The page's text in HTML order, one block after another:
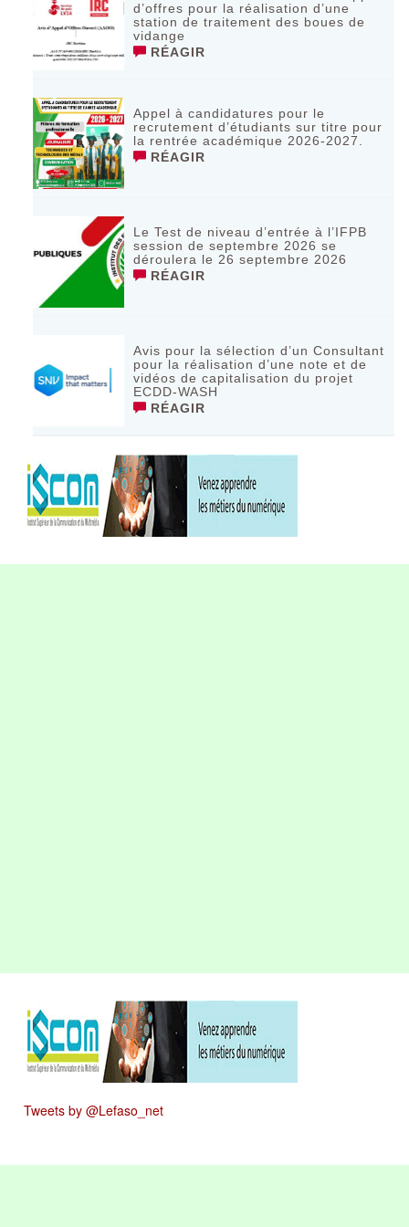
d’offres pour la réalisation d’une
station de traitement des boues de
vidange
RÉAGIR
Appel à candidatures pour le
recrutement d’étudiants sur titre pour
la rentrée académique 2026-2027.
RÉAGIR
Le Test de niveau d’entrée à l’IFPB
session de septembre 2026 se
déroulera le 26 septembre 2026
RÉAGIR
Avis pour la sélection d’un Consultant
pour la réalisation d’une note et de
vidéos de capitalisation du projet
ECDD-WASH
RÉAGIR
Tweets by @Lefaso_net